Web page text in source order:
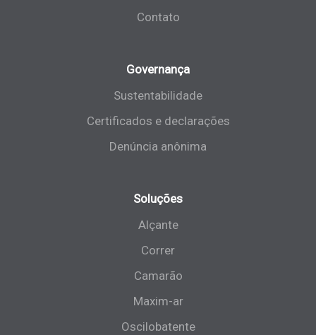
Contato
Governança
Sustentabilidade
Certificados e declarações
Denúncia anônima
Soluções
Alçante
Correr
Camarão
Maxim-ar
Oscilobatente